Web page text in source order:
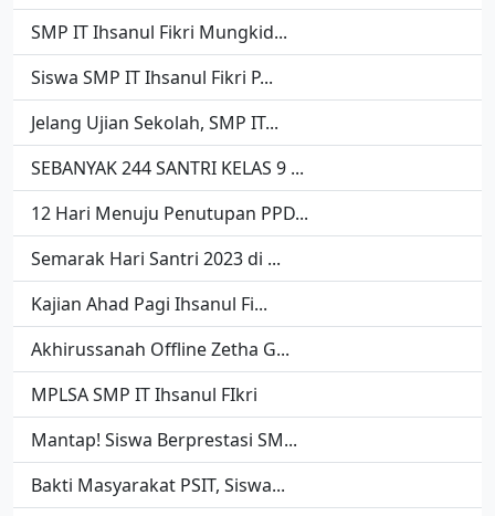
SMP IT Ihsanul Fikri Mungkid...
Siswa SMP IT Ihsanul Fikri P...
Jelang Ujian Sekolah, SMP IT...
SEBANYAK 244 SANTRI KELAS 9 ...
12 Hari Menuju Penutupan PPD...
Semarak Hari Santri 2023 di ...
Kajian Ahad Pagi Ihsanul Fi...
Akhirussanah Offline Zetha G...
MPLSA SMP IT Ihsanul FIkri
Mantap! Siswa Berprestasi SM...
Bakti Masyarakat PSIT, Siswa...